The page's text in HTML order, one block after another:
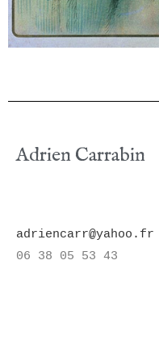
Adrien Carrabin
adriencarr@yahoo.fr
06 38 05 53 43